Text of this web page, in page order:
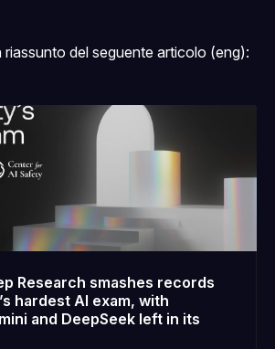
del seguente articolo (eng):
Research smashes records
hardest AI exam, with
and DeepSeek left in its